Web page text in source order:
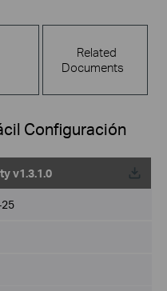
Related
Documents
Configuración
v1.3.1.0